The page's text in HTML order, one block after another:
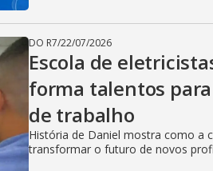
DO R7/22/07/2026
Escola de
forma talentos
de trabalho
História de Daniel mostra como a
transformar o futuro de novos